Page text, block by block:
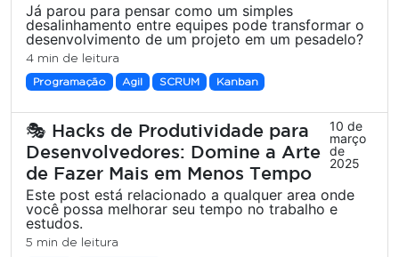
Já parou para pensar como um simples
desalinhamento entre equipes pode transformar o
desenvolvimento de um projeto em um pesadelo?
4 min de leitura
Programação Agil SCRUM Kanban
🎭 Hacks de Produtividade para
Desenvolvedores: Domine a Arte
de Fazer Mais em Menos Tempo
10 de
março
de
2025
Este post está relacionado a qualquer area onde
você possa melhorar seu tempo no trabalho e
estudos.
5 min de leitura